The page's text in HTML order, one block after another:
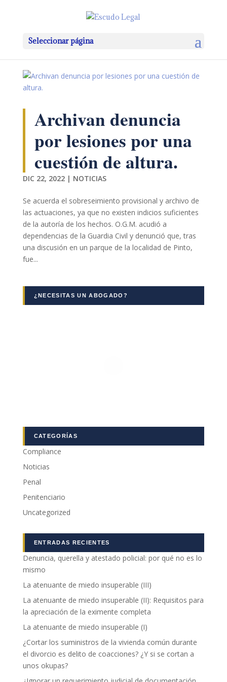
Seleccionar página
Archivan denuncia
por lesiones por una
cuestión de altura.
DIC 22, 2022| NOTICIAS
Se acuerda el sobreseimiento provisional y archivo de
las actuaciones, ya que no existen indicios suficientes
de la autoría de los hechos. O.G.M. acudió a
dependencias de la Guardia Civil y denunció que, tras
una discusión en un parque de la localidad de Pinto,
fue...
¿NECESITAS UN ABOGADO?
CATEGORÍAS
Compliance
Noticias
Penal
Penitenciario
Uncategorized
ENTRADAS RECIENTES
Denuncia, querella y atestado policial: por qué no es lo
mismo
La atenuante de miedo insuperable (III)
La atenuante de miedo insuperable (II): Requisitos para
la apreciación de la eximente completa
La atenuante de miedo insuperable (I)
¿Cortar los suministros de la vivienda común durante
el divorcio es delito de coacciones? ¿Y si se cortan a
unos okupas?
Estadísticas
Para que
podamos
mejorar la
y estructura
de la web, en
se usa la web.
Para que
nuestra web
mejor posible
durante tu
visita. Si
rechaza estas
cookies,
funcionalidades
desaparecerán
de la web.